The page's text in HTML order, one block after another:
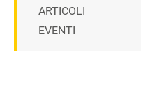
ARTICOLI
EVENTI